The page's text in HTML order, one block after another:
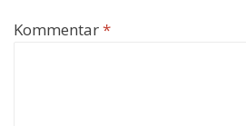
Kommentar*